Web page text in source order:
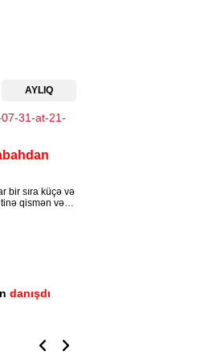
edildi
AYLIQ
bir sıra küçə və
qismən və
danışdı